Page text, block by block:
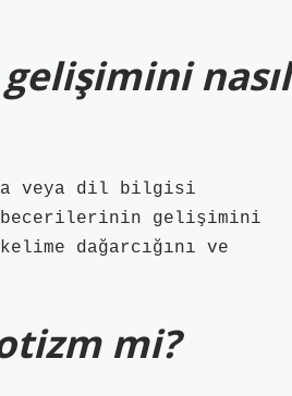
nasıl
veya dil bilgisi
gelişimini
dağarcığını ve
mi?